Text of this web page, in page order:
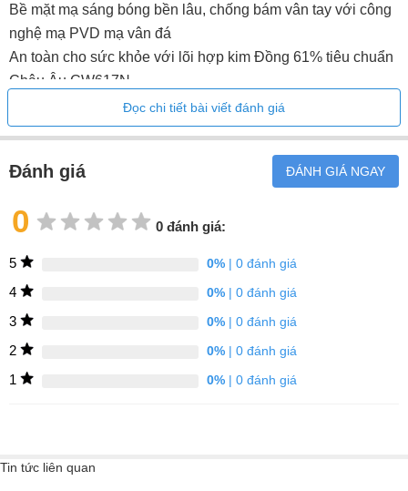
Bề mặt mạ sáng bóng bền lâu, chống bám vân tay với công
nghệ mạ PVD mạ vân đá
An toàn cho sức khỏe với lõi hợp kim Đồng 61% tiêu chuẩn
Châu Âu CW617N
Độ bền lên đến 500.000 lần đóng mở với lõi trộn nóng lạnh
SEDAL Tây Ban Nha
Dây cấp nóng lạnh, dây kéo, chân kết nối nhanh thương
hiệu NEOPERL Thụy Sỹ chống xoắn, chịu nhiệt tối đa đạt
Bảo hành chính hãng 5 (năm)
Đọc chi tiết bài viết đánh giá
Đánh giá ĐÁNH GIÁ NGAY
0 0 đánh giá:
5 0%| 0 đánh giá
4 0%| 0 đánh giá
3 0%| 0 đánh giá
2 0%| 0 đánh giá
1 0%| 0 đánh giá
Tin tức liên quan